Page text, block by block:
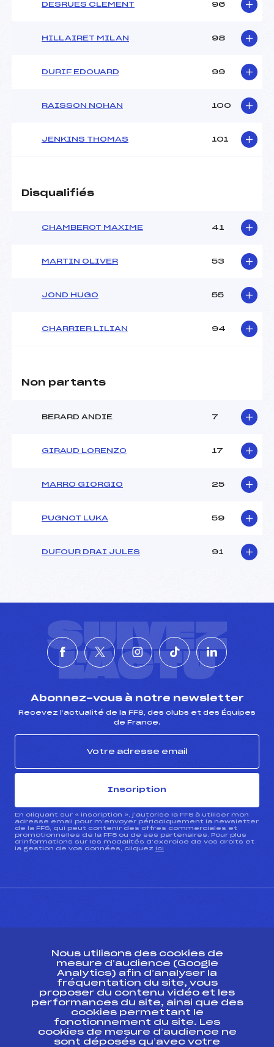
DESRUES CLEMENT 96
HILLAIRET MILAN 98
DURIF EDOUARD 99
RAISSON NOHAN 100
JENKINS THOMAS 101
Disqualifiés
CHAMBEROT MAXIME 41
MARTIN OLIVER 53
JOND HUGO 55
CHARRIER LILIAN 94
Non partants
BERARD ANDIE 7
GIRAUD LORENZO 17
MARRO GIORGIO 25
PUGNOT LUKA 59
DUFOUR DRAI JULES 91
SUIVEZ
L'ACTU
Abonnez-vous à notre newsletter
Recevez l’actualité de la FFS, des clubs et des Équipes
de France.
Inscription
En cliquant sur « inscription », j’autorise la FFS à utiliser mon
adresse email pour m’envoyer périodiquement la newsletter
de la FFS, qui peut contenir des offres commerciales et
promotionnelles de la FFS ou de ses partenaires. Pour plus
d’informations sur les modalités d’exercice de vos droits et
la gestion de vos données, cliquez ici
Ressources
Pass’Neige
Projet sportif fédéral
Projet de performance fédéral
Nous utilisons des cookies de
mesure d’audience (Google
Analytics) afin d’analyser la
fréquentation du site, vous
proposer du contenu vidéo et les
performances du site, ainsi que des
cookies permettant le
fonctionnement du site. Les
cookies de mesure d’audience ne
sont déposés qu’avec votre